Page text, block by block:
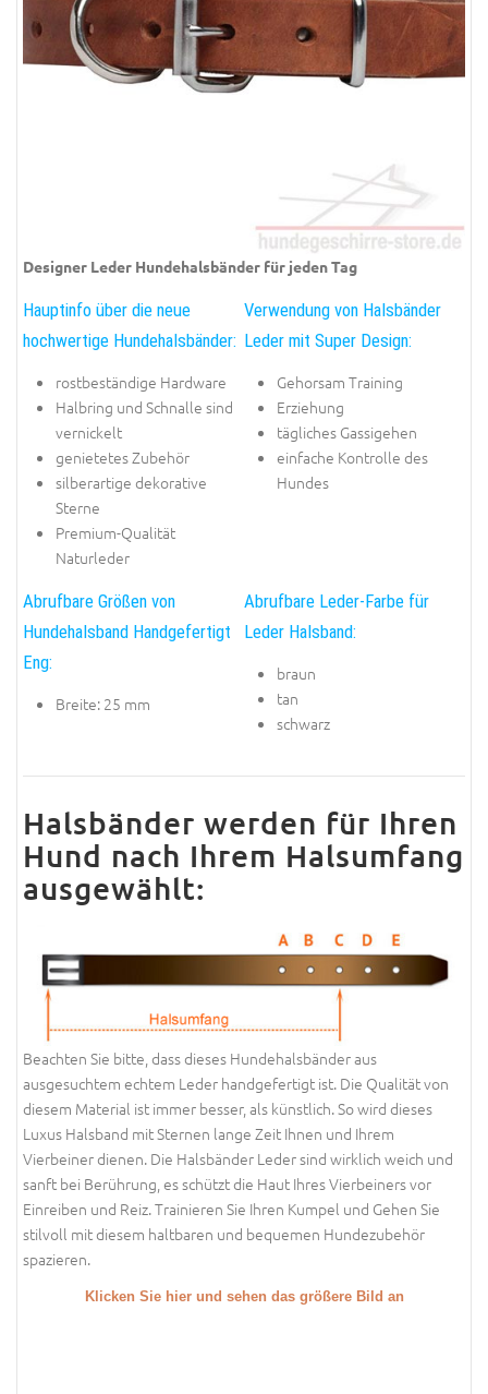
Designer Leder Hundehalsbänder für jeden Tag
Hauptinfo über die neue
hochwertige Hundehalsbänder:
rostbeständige Hardware
Halbring und Schnalle sind
vernickelt
genietetes Zubehör
silberartige dekorative
Sterne
Premium-Qualität
Naturleder
Verwendung von Halsbänder
Leder mit Super Design:
Gehorsam Training
Erziehung
tägliches Gassigehen
einfache Kontrolle des
Hundes
Abrufbare Größen von
Hundehalsband Handgefertigt
Eng:
Breite: 25 mm
Abrufbare Leder-Farbe für
Leder Halsband:
braun
tan
schwarz
Halsbänder werden für Ihren
Hund nach Ihrem Halsumfang
ausgewählt:
Beachten Sie bitte, dass dieses Hundehalsbänder aus
ausgesuchtem echtem Leder handgefertigt ist. Die Qualität von
diesem Material ist immer besser, als künstlich. So wird dieses
Luxus Halsband mit Sternen lange Zeit Ihnen und Ihrem
Vierbeiner dienen. Die Halsbänder Leder sind wirklich weich und
sanft bei Berührung, es schützt die Haut Ihres Vierbeiners vor
Einreiben und Reiz. Trainieren Sie Ihren Kumpel und Gehen Sie
stilvoll mit diesem haltbaren und bequemen Hundezubehör
spazieren.
Klicken Sie hier und sehen das größere Bild an